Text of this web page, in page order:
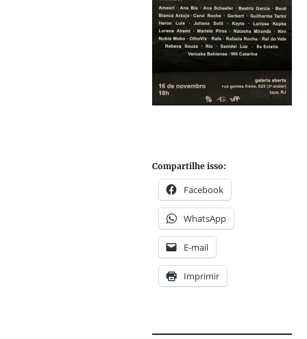
Compartilhe isso:
Facebook
WhatsApp
E-mail
Imprimir